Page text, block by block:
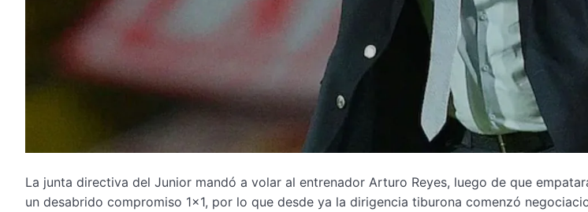
La junta directiva del Junior mandó a volar al entrenador Arturo Reyes, luego de que
un desabrido compromiso 1×1, por lo que desde ya la dirigencia tiburona comenzó